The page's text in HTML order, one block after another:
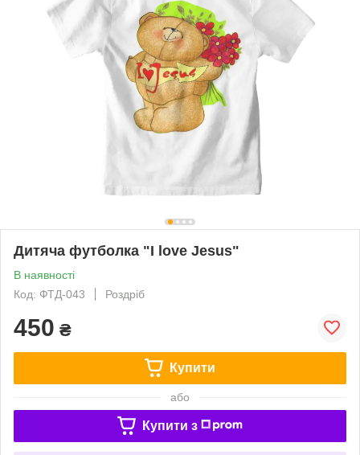
Дитяча футболка "I love Jesus"
В наявності
Код: ФТД-043
Роздріб
450 ₴
Купити
або
Купити з